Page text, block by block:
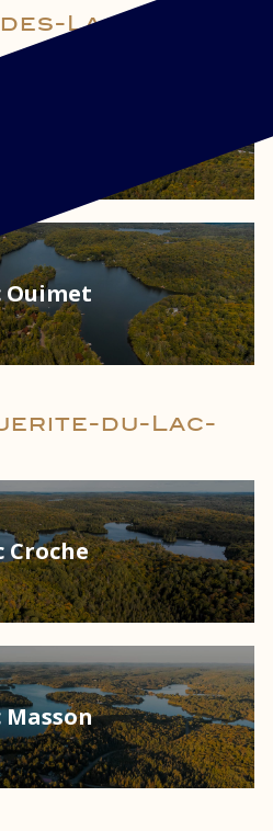
Lacs
Ouimet
du-Lac-
Croche
Masson